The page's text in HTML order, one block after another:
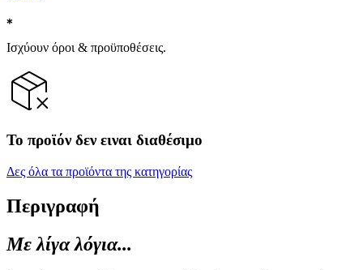
Ισχύουν όροι & προϋποθέσεις.
Το προϊόν δεν ειναι διαθέσιμο
Δες όλα τα προϊόντα της κατηγορίας
Περιγραφή
Με λίγα λόγια...